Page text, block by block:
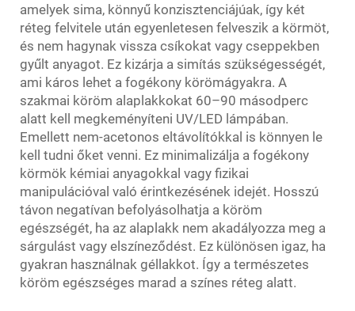
amelyek sima, könnyű konzisztenciájúak, így két
réteg felvitele után egyenletesen felveszik a körmöt,
és nem hagynak vissza csíkokat vagy cseppekben
gyűlt anyagot. Ez kizárja a simítás szükségességét,
ami káros lehet a fogékony körömágyakra. A
szakmai köröm alaplakkokat 60–90 másodperc
alatt kell megkeményíteni UV/LED lámpában.
Emellett nem-acetonos eltávolítókkal is könnyen le
kell tudni őket venni. Ez minimalizálja a fogékony
körmök kémiai anyagokkal vagy fizikai
manipulációval való érintkezésének idejét. Hosszú
távon negatívan befolyásolhatja a köröm
egészségét, ha az alaplakk nem akadályozza meg a
sárgulást vagy elszíneződést. Ez különösen igaz, ha
gyakran használnak géllakkot. Így a természetes
köröm egészséges marad a színes réteg alatt.